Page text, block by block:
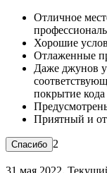
Отличное
Хорошие
Отлаженные
Даже джунов
покрытие кода
Приятный и
2
31 мая 2022.